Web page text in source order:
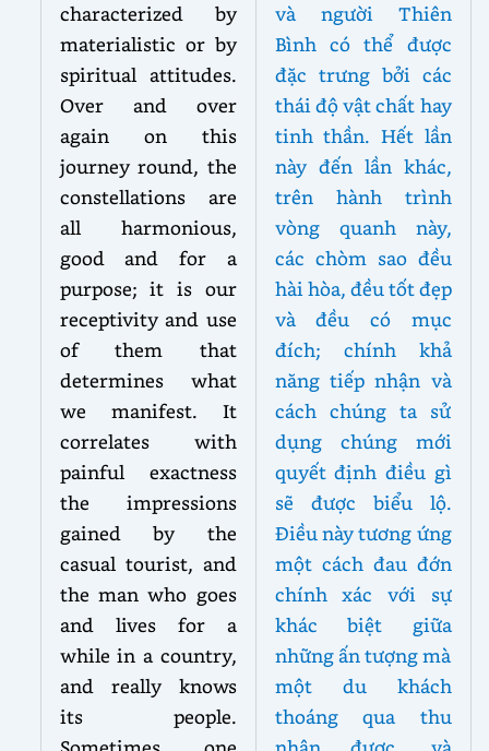
characterized by
materialistic or by
spiritual attitudes.
Over and over
again on this
journey round, the
constellations are
all harmonious,
good and for a
purpose; it is our
receptivity and use
of them that
determines what
we manifest. It
correlates with
painful exactness
the impressions
gained by the
casual tourist, and
the man who goes
and lives for a
while in a country,
and really knows
its people.
và người Thiên
Bình có thể được
đặc trưng bởi các
thái độ vật chất hay
tinh thần. Hết lần
này đến lần khác,
trên hành trình
vòng quanh này,
các chòm sao đều
hài hòa, đều tốt đẹp
và đều có mục
đích; chính khả
năng tiếp nhận và
cách chúng ta sử
dụng chúng mới
quyết định điều gì
sẽ được biểu lộ.
Điều này tương ứng
một cách đau đớn
chính xác với sự
khác biệt giữa
những ấn tượng mà
một du khách
thoáng qua thu